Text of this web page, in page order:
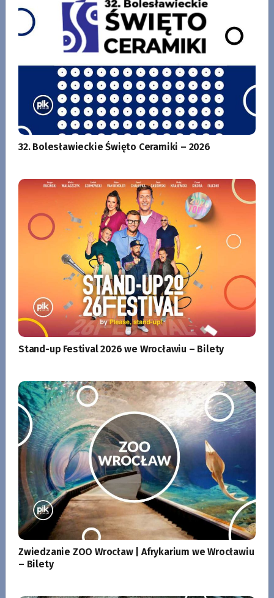
32. Bolesławieckie Święto Ceramiki – 2026
Stand-up Festival 2026 we Wrocławiu – Bilety
Zwiedzanie ZOO Wrocław | Afrykarium we Wrocławiu
– Bilety